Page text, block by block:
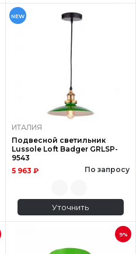
NEW
ИТАЛИЯ
Подвесной светильник
Lussole Loft Badger GRLSP-
9543
5 963 ₽
По запросу
Уточнить
9%